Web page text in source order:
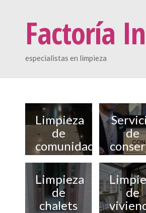
Factoría
especialistas en limpieza
Limpieza
de
comunidades
de
Limpieza
de
chalets
de